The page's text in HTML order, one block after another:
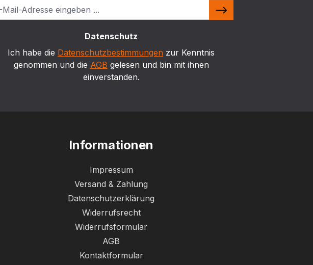
Datenschutz
Ich habe die Datenschutzbestimmungen zur Kenntnis
genommen und die AGB gelesen und bin mit ihnen
einverstanden.
Informationen
Impressum
Versand & Zahlung
Datenschutzerklärung
Widerrufsrecht
Widerrufsformular
AGB
Kontaktformular